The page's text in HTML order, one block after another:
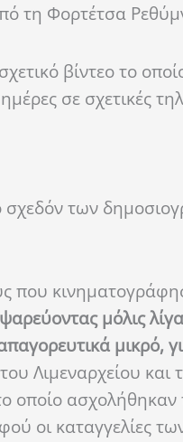
τη Φορτέτσα
βίντεο το
σε σχετικές
των
που
μόλις
μικρό,
Λιμεναρχείου
οποίο
οι καταγγελίες